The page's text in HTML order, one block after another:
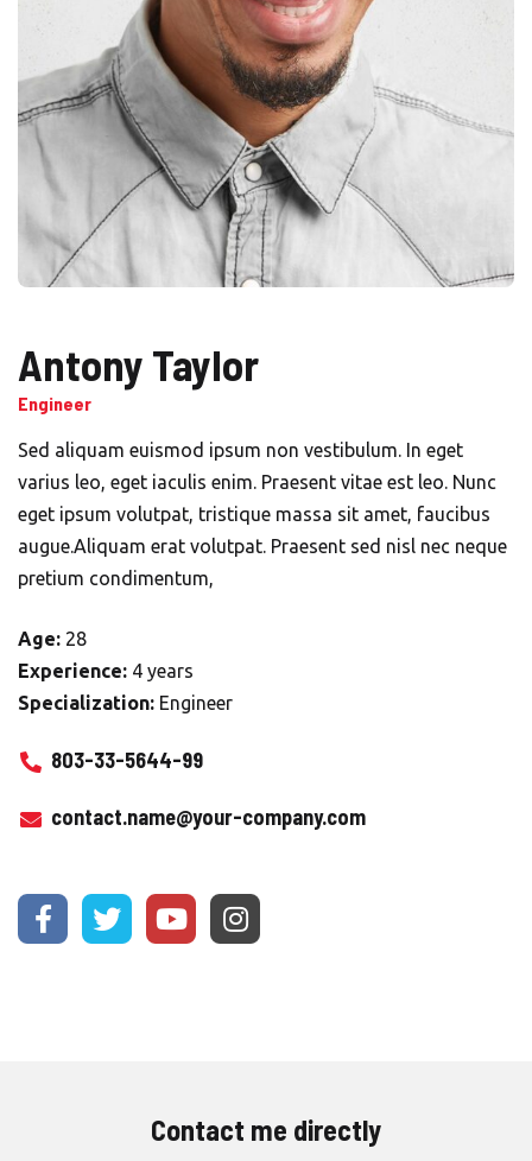
Antony Taylor
Engineer
Sed aliquam euismod ipsum non vestibulum. In eget
varius leo, eget iaculis enim. Praesent vitae est leo. Nunc
eget ipsum volutpat, tristique massa sit amet, faucibus
augue.Aliquam erat volutpat. Praesent sed nisl nec neque
pretium condimentum,
Age: 28
Experience: 4 years
Specialization: Engineer
803-33-5644-99
contact.name@your-company.com
Contact me directly